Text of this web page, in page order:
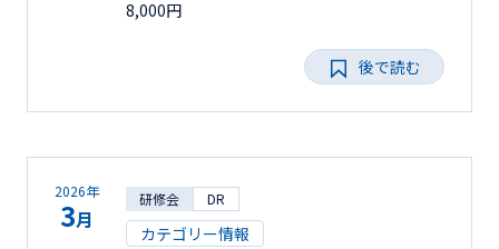
8,000円
後で読む
2026年
3月
研修会 DR
カテゴリー情報